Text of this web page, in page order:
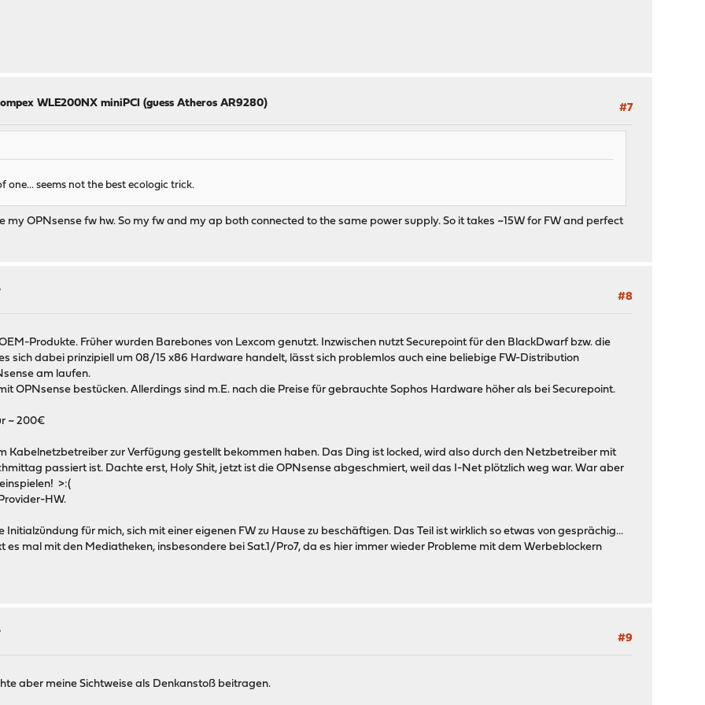
#7
WLE200NX miniPCI (guess Atheros AR9280)
one... seems not the best ecologic trick.
my OPNsense fw hw. So my fw and my ap both connected to the same power supply. So it takes ~15W for FW and perfect
#8
Produkte. Früher wurden Barebones von Lexcom genutzt. Inzwischen nutzt Securepoint für den BlackDwarf bzw. die
sich dabei prinzipiell um 08/15 x86 Hardware handelt, lässt sich problemlos auch eine beliebige FW-Distribution
am laufen.
OPNsense bestücken. Allerdings sind m.E. nach die Preise für gebrauchte Sophos Hardware höher als bei Securepoint.
~ 200€
Kabelnetzbetreiber zur Verfügung gestellt bekommen haben. Das Ding ist locked, wird also durch den Netzbetreiber mit
passiert ist. Dachte erst, Holy Shit, jetzt ist die OPNsense abgeschmiert, weil das I-Net plötzlich weg war. War aber
>:(
HW.
für mich, sich mit einer eigenen FW zu Hause zu beschäftigen. Das Teil ist wirklich so etwas von gesprächig...
mal mit den Mediatheken, insbesondere bei Sat.1/Pro7, da es hier immer wieder Probleme mit dem Werbeblockern
#9
aber meine Sichtweise als Denkanstoß beitragen.